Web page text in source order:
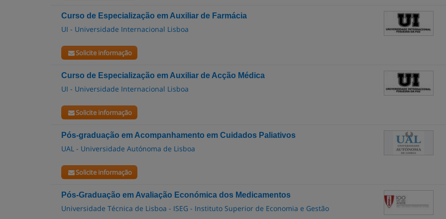
Curso de Especialização em Auxiliar de Farmácia
UI - Universidade Internacional Lisboa
Solicite informação
Curso de Especialização em Auxiliar de Acção Médica
UI - Universidade Internacional Lisboa
Solicite informação
Pós-graduação em Acompanhamento em Cuidados Paliativos
UAL - Universidade Autónoma de Lisboa
Solicite informação
Pós-Graduação em Avaliação Económica dos Medicamentos
Universidade Técnica de Lisboa - ISEG - Instituto Superior de Economia e Gestão